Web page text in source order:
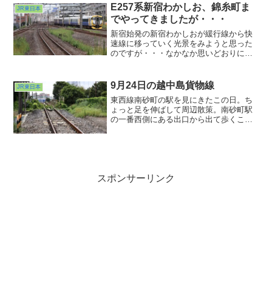
上野始発が当たり前でしたがずいぶん少
なくなりましたねぇ。その希少な電車に
乗り込んで上野駅出発を目論みました。
なかなかこれはいいですよw
JR東日本
E257系新宿わかしお、錦糸町ま
でやってきましたが・・・
新宿始発の新宿わかしおが緩行線から快
速線に移っていく光景をみようと思った
のですが・・・なかなか思いどおりに運
ね。それでも直通運転をキープしてくれ
ているのは、今のご時世では特筆モノな
のかもしれません。定期で走ってればあ
りがたいんですけどねぇ。
JR東日本 9月24日の越中島貨物線
東西線南砂町の駅を見にきたこの日。ち
ょっと足を伸ばして周辺散策。南砂町駅
の一番西側にある出口から出て歩くこと
スポンサーリンク